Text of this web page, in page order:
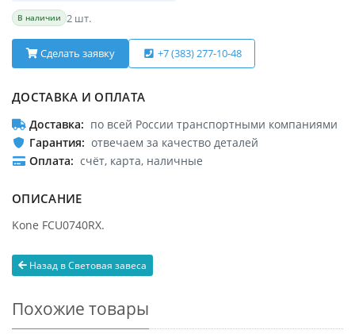
В наличии 2 шт.
Сделать заявку +7 (383) 277-10-48
ДОСТАВКА И ОПЛАТА
Доставка
по всей России транспортными компаниями
Гарантия
отвечаем за качество деталей
Оплата
счёт, карта, наличные
ОПИСАНИЕ
Kone FCU0740RX.
Назад в Световая завеса
Похожие товары